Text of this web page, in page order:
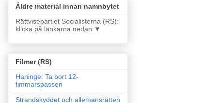
Äldre material innan namnbytet
Rättvisepartiet Socialisterna (RS):
klicka på länkarna nedan ▼
Filmer (RS)
Haninge: Ta bort 12-
timmarspassen
Strandskyddet och allemansrätten